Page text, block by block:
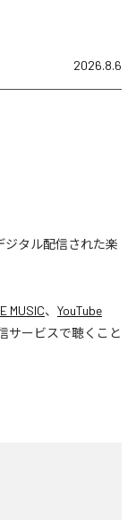
2026.8.6
ジタル配信された楽
MUSIC、 YouTube
サービスで聴くこと